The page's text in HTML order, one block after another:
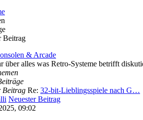
Beitrag
& Arcade
über alles was Retro-Systeme betrifft
Beitrag Re: 32-bit-Lieblingsspiele nach G…
Neuester Beitrag
09:02